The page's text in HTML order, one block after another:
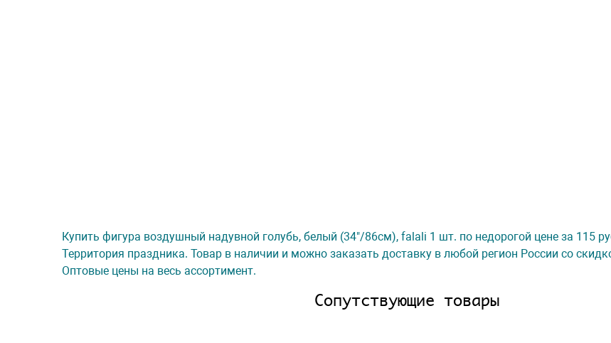
Купить фигура воздушный надувной голубь, белый (34"/86см), falali 1 шт. по недорогой цене за 115
Территория праздника. Товар в наличии и можно заказать доставку в любой регион России со
Оптовые цены на весь ассортимент.
Сопутствующие товары